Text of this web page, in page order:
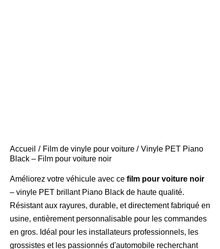
Accueil Film de vinyle pour voiture
Vinyle PET Piano
Black – Film pour voiture noir
Améliorez votre véhicule avec ce film pour voiture noir
– vinyle PET brillant Piano Black de haute qualité.
Résistant aux rayures, durable, et directement fabriqué en
usine, entièrement personnalisable pour les commandes
en gros. Idéal pour les installateurs professionnels, les
grossistes et les passionnés d'automobile recherchant